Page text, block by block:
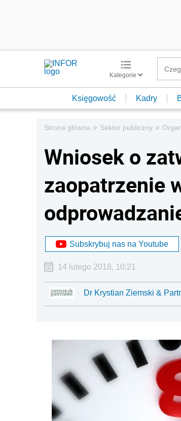
Kategorie
Księgowość Kadry
Strona główna » Sektor publiczny »
Wniosek o
zaopatrzenie
Subskrybuj nas na Youtube
14 lutego 2018, 10:21
Dr Krystian Ziemski &